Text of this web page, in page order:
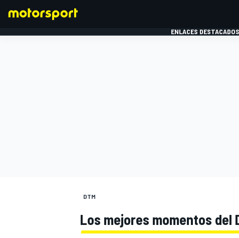
ENLACES DESTACADOS
DTM
Los mejores momentos del